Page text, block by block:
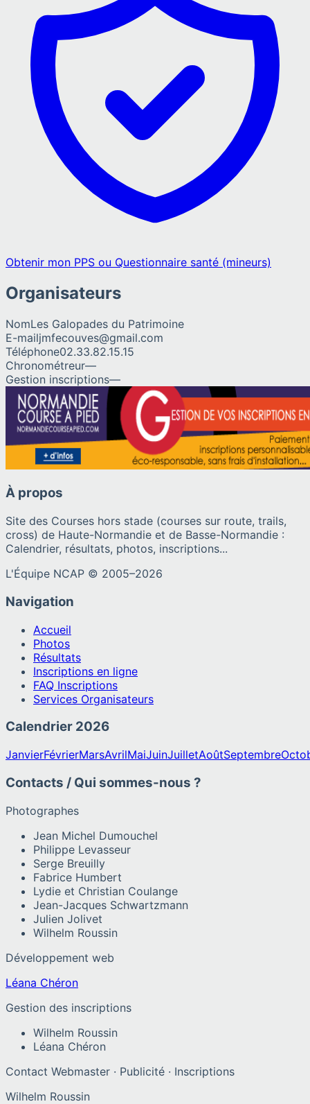
Obtenir mon PPS ou Questionnaire santé (mineurs)
Organisateurs
NomLes Galopades du Patrimoine
E-mailjmfecouves@gmail.com
Téléphone02.33.82.15.15
Chronométreur—
Gestion inscriptions—
À propos
Site des Courses hors stade (courses sur route, trails,
cross) de Haute-Normandie et de Basse-Normandie :
Calendrier, résultats, photos, inscriptions...
L'Équipe NCAP © 2005–2026
Navigation
Accueil
Photos
Résultats
Inscriptions en ligne
FAQ Inscriptions
Services Organisateurs
Calendrier 2026
JanvierFévrierMarsAvrilMaiJuinJuilletAoûtSeptembre
Contacts / Qui sommes-nous ?
Photographes
Jean Michel Dumouchel
Philippe Levasseur
Serge Breuilly
Fabrice Humbert
Lydie et Christian Coulange
Jean-Jacques Schwartzmann
Julien Jolivet
Wilhelm Roussin
Développement web
Léana Chéron
Gestion des inscriptions
Wilhelm Roussin
Léana Chéron
Contact Webmaster · Publicité · Inscriptions
Wilhelm Roussin